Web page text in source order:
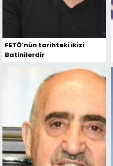
FETÖ’nün tarihteki ikizi
Batinilerdir